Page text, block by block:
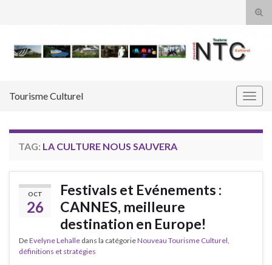
Tourisme Culturel
TAG: LA CULTURE NOUS SAUVERA
OCT
26
Festivals et Evénements :
CANNES, meilleure
destination en Europe!
DeEvelyne Lehalle dans la catégorieNouveau Tourisme Culturel,
définitions et stratégies